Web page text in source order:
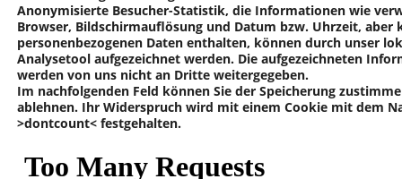
Anonymisierte Besucher-Statistik, die Informationen wie
Browser, Bildschirmauflösung und Datum bzw. Uhrzeit, aber
personenbezogenen Daten enthalten, können durch unser
Analysetool aufgezeichnet werden. Die aufgezeichneten
werden von uns nicht an Dritte weitergegeben.
Im nachfolgenden Feld können Sie der Speicherung
ablehnen. Ihr Widerspruch wird mit einem Cookie mit dem
>dontcount< festgehalten.